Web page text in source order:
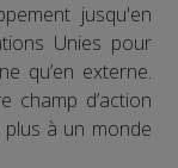
jusqu'en
Unies pour
qu’en externe.
champ d’action
à un monde